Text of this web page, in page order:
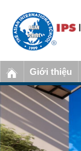
Giới thiệu